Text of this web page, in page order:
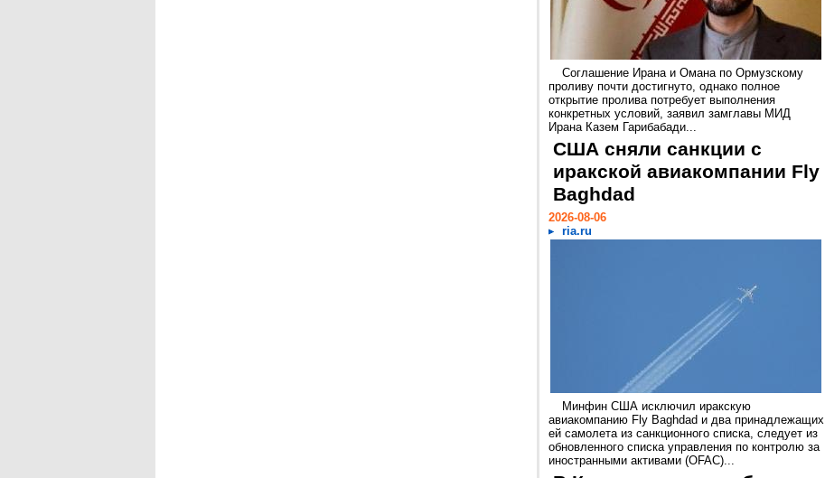
Соглашение Ирана и Омана по Ормузскому
проливу почти достигнуто, однако полное
открытие пролива потребует выполнения
конкретных условий, заявил замглавы МИД
Ирана Казем Гарибабади...
США сняли санкции с
иракской авиакомпании Fly
Baghdad
2026-08-06
ria.ru
Минфин США исключил иракскую
авиакомпанию Fly Baghdad и два принадлежащих
ей самолета из санкционного списка, следует из
обновленного списка управления по контролю за
иностранными активами (OFAC)...